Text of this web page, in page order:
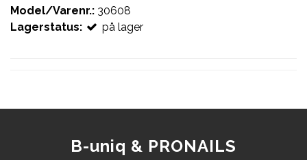
Model/Varenr.: 30608
Lagerstatus:
på lager
B-uniq & PRONAILS